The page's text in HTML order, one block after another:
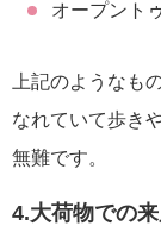
オープント
上記のようなも
なれていて歩き
無難です。
4.大荷物での